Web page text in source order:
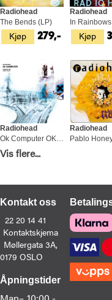
Kjøp
Radiohead
The Bends (LP)
279,- Kjøp
Radiohead
In
Kjøp
Radiohead
549,-
Radiohead
Pablo
Thom Yorke & Stanley Donwood
Radiohead
Vis flere...
Kontakt oss
22 20 14 41
Kontaktskjema
Møllergata 3A,
0179 OSLO
Åpningstider